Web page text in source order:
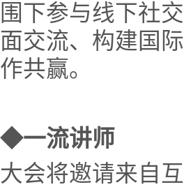
围下参与线下社
面交流、构建国
作共赢。
◆一流讲师
大会将邀请来自